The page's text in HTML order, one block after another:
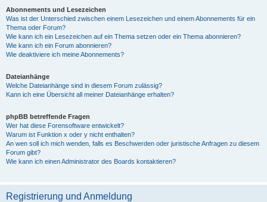
Abonnements und Lesezeichen
Was ist der Unterschied zwischen einem Lesezeichen und einem Abonnements für ein
Thema oder Forum?
Wie kann ich ein Lesezeichen auf ein Thema setzen oder ein Thema abonnieren?
Wie kann ich ein Forum abonnieren?
Wie deaktiviere ich meine Abonnements?
Dateianhänge
Welche Dateianhänge sind in diesem Forum zulässig?
Kann ich eine Übersicht all meiner Dateianhänge erhalten?
phpBB betreffende Fragen
Wer hat diese Forensoftware entwickelt?
Warum ist Funktion x oder y nicht enthalten?
An wen soll ich mich wenden, falls es Beschwerden oder juristische Anfragen zu diesem
Forum gibt?
Wie kann ich einen Administrator des Boards kontaktieren?
Registrierung und Anmeldung